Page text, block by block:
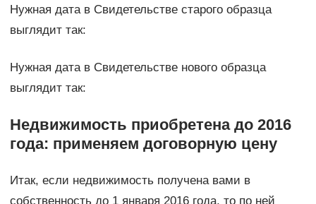
Нужная дата в Свидетельстве старого образца
выглядит так:
Нужная дата в Свидетельстве нового образца
выглядит так:
Недвижимость приобретена до 2016
года: применяем договорную цену
Итак, если недвижимость получена вами в
собственность до 1 января 2016 года, то по ней